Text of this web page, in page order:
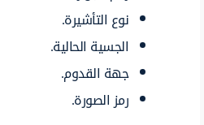
نوع التأشيرة.
الجسية الحالية.
جهة القدوم.
رمز الصورة.